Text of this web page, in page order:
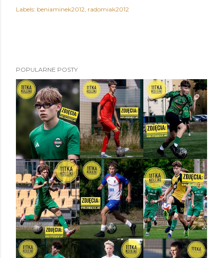
Labels: beniaminek2012 radomiak2012
POPULARNE POSTY